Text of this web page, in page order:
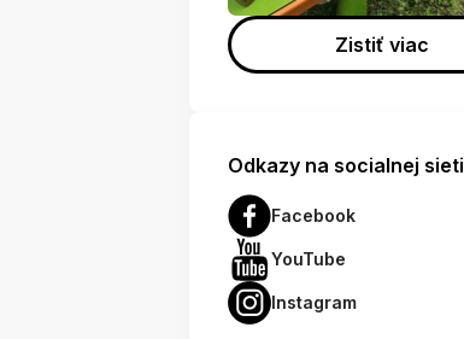
Zistiť viac
Odkazy na socialnej sieti
Facebook
YouTube
Instagram